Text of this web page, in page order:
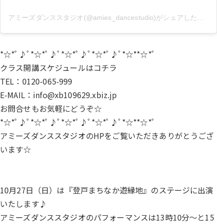
*☆*ﾟ♪ﾟ*☆*ﾟ♪ﾟ*☆*ﾟ♪ﾟ*☆*ﾟ♪ﾟ*☆**☆*ﾟ
クラス開講スケジュールはコチラ
TEL：0120-065-999
E-MAIL：info@xb109629.xbiz.jp
お問合せもお気軽にどうぞ☆
*☆*ﾟ♪ﾟ*☆*ﾟ♪ﾟ*☆*ﾟ♪ﾟ*☆*ﾟ♪ﾟ*☆**☆*ﾟ
アミーズダンススタジオのHPをご覧いただきありがとうござ
います☆
10月27日（日）は『登戸まちなか遊縁地』のステージに出演
いたします♪
アミーズダンススタジオのパフォーマンスは13時10分～と15